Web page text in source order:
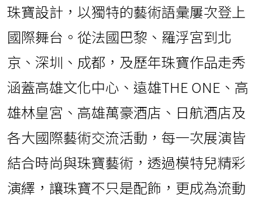
珠寶設計，以獨特的藝術語彙屢次登上
國際舞台。從法國巴黎、羅浮宮到北
京、深圳、成都，及歷年珠寶作品走秀
涵蓋高雄文化中心、遠雄THE ONE、高
雄林皇宮、高雄萬豪酒店、日航酒店及
各大國際藝術交流活動，每一次展演皆
結合時尚與珠寶藝術，透過模特兒精彩
演繹，讓珠寶不只是配飾，更成為流動